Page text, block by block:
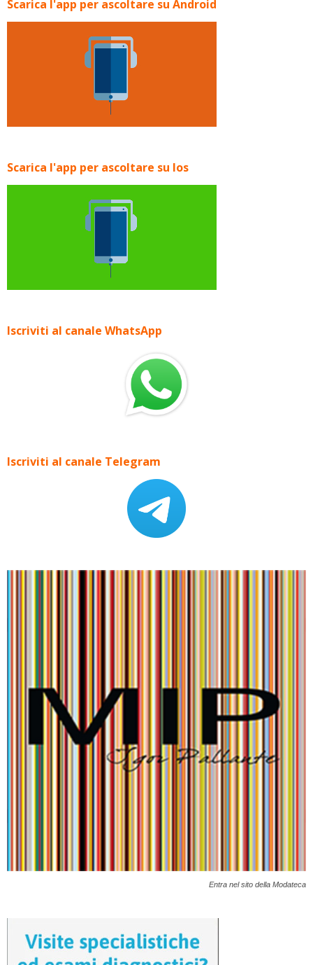
Scarica l'app per ascoltare su Android
Scarica l'app per ascoltare su Ios
Iscriviti al canale WhatsApp
Iscriviti al canale Telegram
Entra nel sito della Modateca